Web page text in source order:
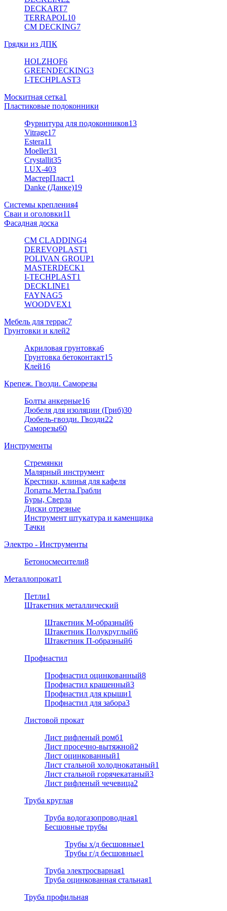
DECKART7
TERRAPOL10
CM DECKING7
Грядки из ДПК
HOLZHOF6
GREENDECKING3
I-TECHPLAST3
Москитная сетка1
Пластиковые подоконники
Фурнитура для подоконников13
Vitrage17
Estera11
Moeller31
Crystallit35
LUX-403
МастерПласт1
Danke (Данке)19
Системы крепления4
Сваи и оголовки11
Фасадная доска
CM CLADDING4
DEREVOPLAST1
POLIVAN GROUP1
MASTERDECK1
I-TECHPLAST1
DECKLINE1
FAYNAG5
WOODVEX1
Мебель для террас7
Грунтовки и клей2
Акриловая грунтовка6
Грунтовка бетоконтакт15
Клей16
Крепеж. Гвозди. Саморезы
Болты анкерные16
Дюбеля для изоляции (Гриб)30
Дюбель-гвозди. Гвозди22
Саморезы60
Инструменты
Стремянки
Малярный инструмент
Крестики, клинья для кафеля
Лопаты.Метла.Грабли
Буры, Сверла
Диски отрезные
Инструмент штукатура и каменщика
Тачки
Электро - Инструменты
Бетоносмесители8
Металлопрокат1
Петли1
Штакетник металлический
Штакетник М-образный6
Штакетник Полукруглый6
Штакетник П-образный6
Профнастил
Профнастил оцинкованный8
Профнастил крашенный3
Профнастил для крыши1
Профнастил для забора3
Листовой прокат
Лист рифленый ромб1
Лист просечно-вытяжной2
Лист оцинкованный1
Лист стальной холоднокатаный1
Лист стальной горячекатаный3
Лист рифленый чечевица2
Труба круглая
Труба водогазопроводная1
Бесшовные трубы
Трубы х/д бесшовные1
Трубы г/д бесшовные1
Труба электросварная1
Труба оцинкованная стальная1
Труба профильная